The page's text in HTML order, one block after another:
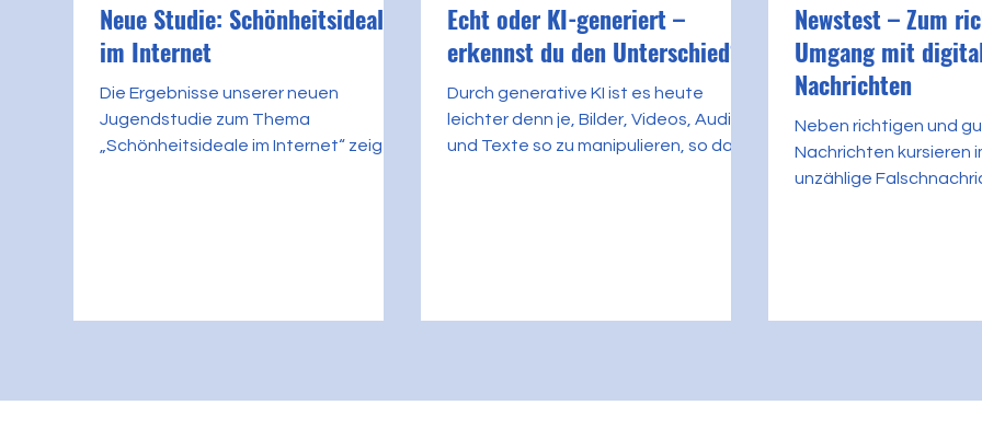
Neue Studie: Schönheitsideale
im Internet
Die Ergebnisse unserer neuen
Jugendstudie zum Thema
„Schönheitsideale im Internet“ zeigen,
Echt oder KI-generiert –
erkennst du den Unterschied?
Durch generative KI ist es heute
leichter denn je, Bilder, Videos, Audios
und Texte so zu manipulieren, so dass
Newstest – Zum
Umgang mit
Nachrichten
Neben richtigen und
Nachrichten kursieren
unzählige